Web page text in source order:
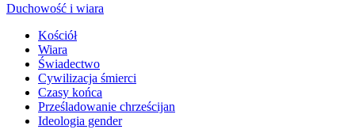
Duchowość i wiara
Kościół
Wiara
Świadectwo
Cywilizacja śmierci
Czasy końca
Prześladowanie chrześcijan
Ideologia gender